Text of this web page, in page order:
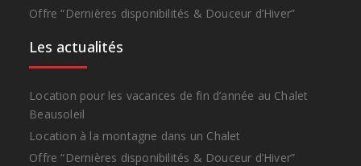
Offre “Dernières disponibilités & Douceur d’Hiver”
Les actualités
Location pour les vacances de fin d’année au Chalet
Beausoleil
Location à la montagne dans un Chalet
Offre “Dernières disponibilités & Douceur d’Hiver”